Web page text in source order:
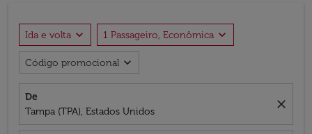
Ida e volta expand_more 1 Passageiro, Econômica expand_more
Código promocional expand_more
De
Tampa (TPA), Estados Unidos
close